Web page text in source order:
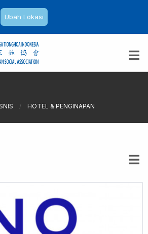
Ubah Lokasi
/ HOTEL & PENGINAPAN